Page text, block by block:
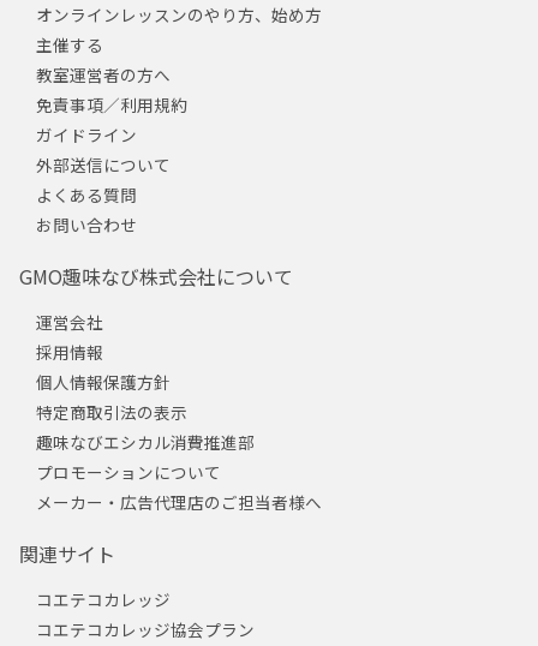
オンラインレッスンのやり方、始め方
主催する
教室運営者の方へ
免責事項／利用規約
ガイドライン
外部送信について
よくある質問
お問い合わせ
GMO趣味なび株式会社について
運営会社
採用情報
個人情報保護方針
特定商取引法の表示
趣味なびエシカル消費推進部
プロモーションについて
メーカー・広告代理店のご担当者様へ
関連サイト
コエテコカレッジ
コエテコカレッジ協会プラン